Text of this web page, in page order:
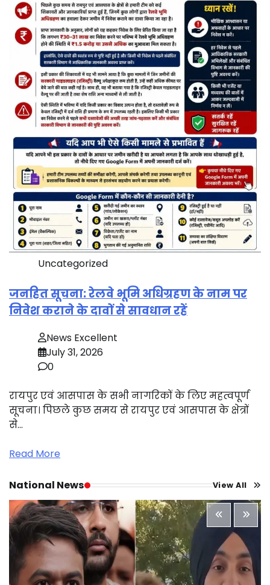
Uncategorized
जनहित सूचना: रेलवे भूमि अधिग्रहण के नाम पर
निवेश कराने के दावों से सावधान रहें
News Excellent
July 31, 2026
0
रायपुर एवं आसपास के सभी नागरिकों के लिए महत्वपूर्ण
सूचना। पिछले कुछ समय से रायपुर एवं आसपास के क्षेत्रों
से…
Read More
National News View All